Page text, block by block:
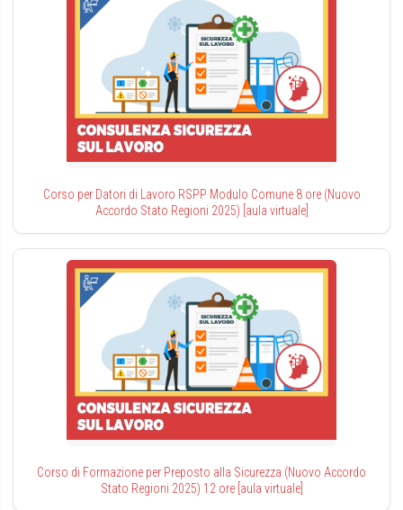
Corso per Datori di Lavoro RSPP Modulo Comune 8 ore (Nuovo
Accordo Stato Regioni 2025) [aula virtuale]
Corso di Formazione per Preposto alla Sicurezza (Nuovo Accordo
Stato Regioni 2025) 12 ore [aula virtuale]